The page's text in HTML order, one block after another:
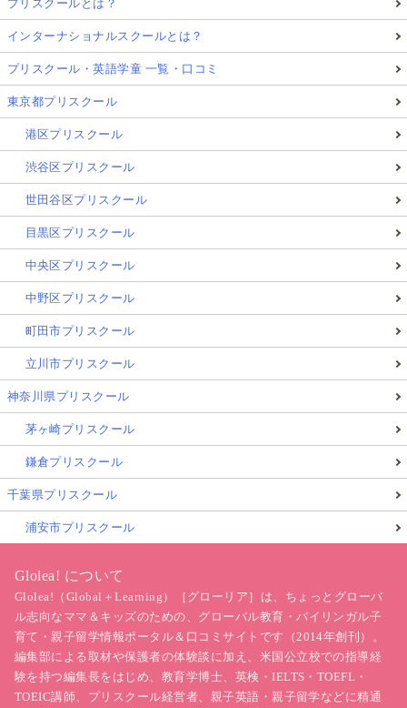
プリスクールとは？
インターナショナルスクールとは？
プリスクール・英語学童 一覧・口コミ
東京都プリスクール
港区プリスクール
渋谷区プリスクール
世田谷区プリスクール
目黒区プリスクール
中央区プリスクール
中野区プリスクール
町田市プリスクール
立川市プリスクール
神奈川県プリスクール
茅ヶ崎プリスクール
鎌倉プリスクール
千葉県プリスクール
浦安市プリスクール
Glolea! について
Glolea!（Global＋Learning）［グローリア］は、ちょっとグローバ
ル志向なママ＆キッズのための、グローバル教育・バイリンガル子
育て・親子留学情報ポータル＆口コミサイトです（2014年創刊）。
編集部による取材や保護者の体験談に加え、米国公立校での指導経
験を持つ編集長をはじめ、教育学博士、英検・IELTS・TOEFL・
TOEIC講師、プリスクール経営者、親子英語・親子留学などに精通